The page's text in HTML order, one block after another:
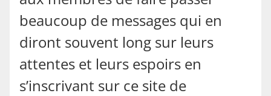
beaucoup de messages qui en
diront souvent long sur leurs
attentes et leurs espoirs en
s’inscrivant sur ce site de